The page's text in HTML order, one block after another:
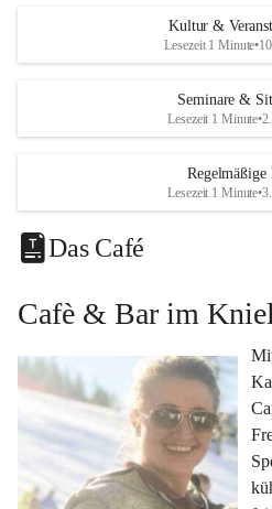
Eine voll ausgestattete Küche
eigene kulinarische Highlights.
Klimatisiertes Foyer mit
Künstlergarderobe, kleiner
alles für Ihre perfekte
Seminare & Workshops,
Familienfeiern, Tagungen,
– bei uns finden Sie den
Lassen Sie sich von Karolina
Spezialitäten, edlen Weinen und
verwöhnen.
Fragen oder Anfragen?
Kontaktieren Sie uns gerne per
l.kohlmaier@leutschach-
+4334547060223
Kultur &
Lesezeit 1 Minute•
Seminare &
Lesezeit 1 Minute•
Regelmäßige
Lesezeit 1 Minute•
Das Café
Cafè & Bar im